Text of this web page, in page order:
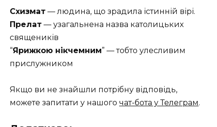
Схизмат — людина, що зрадила істинній вірі.
Прелат — узагальнена назва католицьких
священиків
“Ярижкою нікчемним” — тобто улесливим
прислужником
Якщо ви не знайшли потрібну відповідь,
можете запитати у нашого чат-бота у Телеграм.